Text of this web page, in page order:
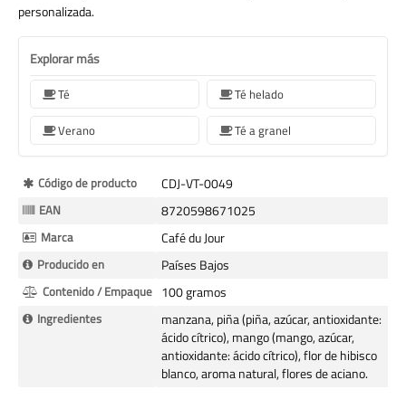
personalizada.
Explorar más
Té
Té helado
Verano
Té a granel
Más
Información
Código de producto CDJ-VT-0049
EAN 8720598671025
Marca Café du Jour
Producido en Países Bajos
Contenido / Empaque 100 gramos
Ingredientes
manzana, piña (piña, azúcar, antioxidante:
ácido cítrico), mango (mango, azúcar,
antioxidante: ácido cítrico), flor de hibisco
blanco, aroma natural, flores de aciano.